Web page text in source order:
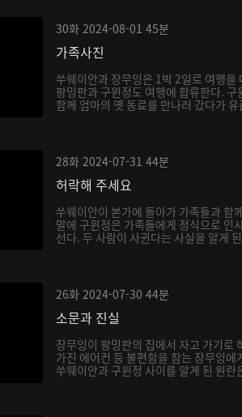
30화 2024-08-01 45분
가족사진
쑤웨이안과 장무잉은 1박 2일로 여행을
팡밍판과 구윈정도 여행에 합류한다.
함께 엄마의 옛 동료를 만나러 갔다가
28화 2024-07-31 44분
허락해 주세요
쑤웨이안이 본가에 돌아가 가족들과 함
말에 구윈정은 가족들에게 정식으로 인
선다. 두 사람이 사귄다는 사실을 알게
26화 2024-07-30 44분
소문과 진실
장무잉이 팡밍판의 집에서 자고 가기로
가진 에어컨 등 불편함을 참는 장무잉에
쑤웨이안과 구윈정 사이를 알게 된 원란